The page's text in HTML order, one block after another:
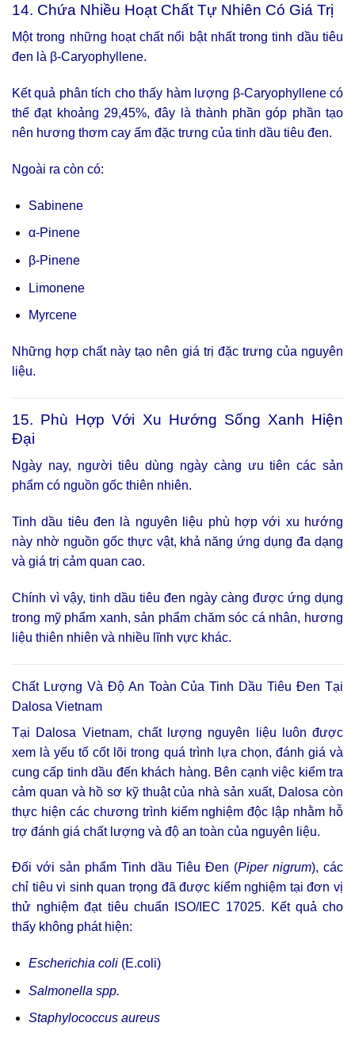
14. Chứa Nhiều Hoạt Chất Tự Nhiên Có Giá Trị
Một trong những hoạt chất nổi bật nhất trong tinh dầu tiêu
đen là β-Caryophyllene.
Kết quả phân tích cho thấy hàm lượng β-Caryophyllene có
thể đạt khoảng 29,45%, đây là thành phần góp phần tạo
nên hương thơm cay ấm đặc trưng của tinh dầu tiêu đen.
Ngoài ra còn có:
Sabinene
α-Pinene
β-Pinene
Limonene
Myrcene
Những hợp chất này tạo nên giá trị đặc trưng của nguyên
liệu.
15. Phù Hợp Với Xu Hướng Sống Xanh Hiện
Đại
Ngày nay, người tiêu dùng ngày càng ưu tiên các sản
phẩm có nguồn gốc thiên nhiên.
Tinh dầu tiêu đen là nguyên liệu phù hợp với xu hướng
này nhờ nguồn gốc thực vật, khả năng ứng dụng đa dạng
và giá trị cảm quan cao.
Chính vì vậy, tinh dầu tiêu đen ngày càng được ứng dụng
trong mỹ phẩm xanh, sản phẩm chăm sóc cá nhân, hương
liệu thiên nhiên và nhiều lĩnh vực khác.
Chất Lượng Và Độ An Toàn Của Tinh Dầu Tiêu Đen Tại
Dalosa Vietnam
Tại Dalosa Vietnam, chất lượng nguyên liệu luôn được
xem là yếu tố cốt lõi trong quá trình lựa chọn, đánh giá và
cung cấp tinh dầu đến khách hàng. Bên cạnh việc kiểm tra
cảm quan và hồ sơ kỹ thuật của nhà sản xuất, Dalosa còn
thực hiện các chương trình kiểm nghiệm độc lập nhằm hỗ
trợ đánh giá chất lượng và độ an toàn của nguyên liệu.
Đối với sản phẩm Tinh dầu Tiêu Đen (Piper nigrum), các
chỉ tiêu vi sinh quan trọng đã được kiểm nghiệm tại đơn vị
thử nghiệm đạt tiêu chuẩn ISO/IEC 17025. Kết quả cho
thấy không phát hiện:
Escherichia coli(E.coli)
Salmonella spp.
Staphylococcus aureus